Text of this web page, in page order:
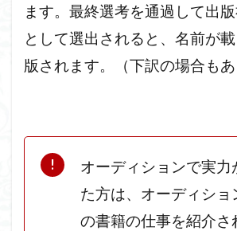
ます。最終選考を通過して出
として選出されると、名前が
版されます。（下訳の場合もあ
オーディションで実力
た方は、オーディショ
の書籍の仕事を紹介さ